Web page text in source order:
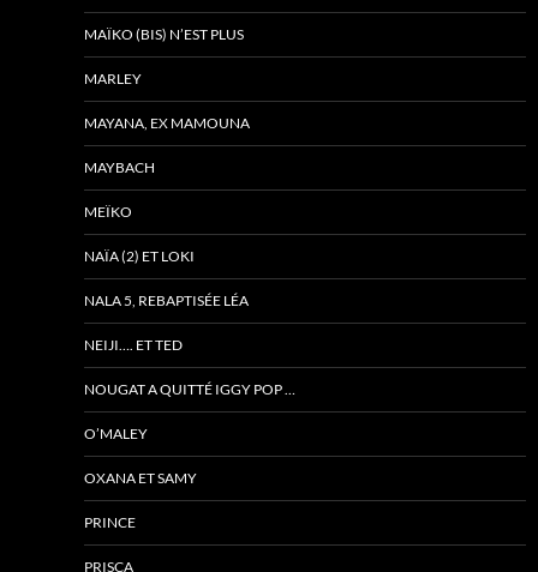
MAÏKO (BIS) N’EST PLUS
MARLEY
MAYANA, EX MAMOUNA
MAYBACH
MEÏKO
NAÏA (2) ET LOKI
NALA 5, REBAPTISÉE LÉA
NEIJI…. ET TED
NOUGAT A QUITTÉ IGGY POP …
O’MALEY
OXANA ET SAMY
PRINCE
PRISCA